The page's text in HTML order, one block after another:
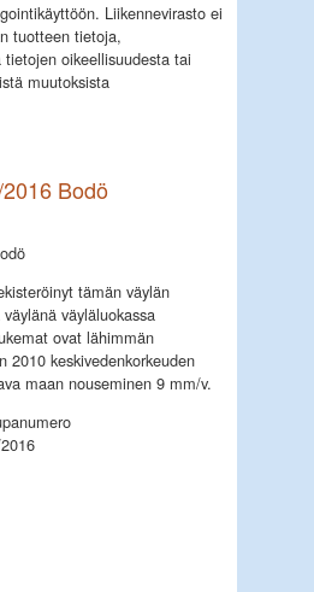
Liikennevirasto ei
tuotteen tietoja,
oikeellisuudesta tai
muutoksista
Bodö
tämän väylän
väyläluokassa
ovat lähimmän
2010 keskivedenkorkeuden
maan nouseminen 9 mm/v.